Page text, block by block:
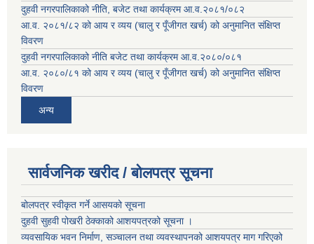
दुहवी नगरपालिकाको नीति, बजेट तथा कार्यक्रम आ.व.२०८१/०८२
आ.व. २०८१/८२ को आय र व्यय (चालु र पूँजीगत खर्च) को अनुमानित संक्षिप्त
विवरण
दुहवी नगरपालिकाको नीति बजेट तथा कार्यक्रम आ.व.२०८०/०८१
आ.व. २०८०/८१ को आय र व्यय (चालु र पूँजीगत खर्च) को अनुमानित संक्षिप्त
विवरण
अन्य
सार्वजनिक खरीद / बोलपत्र सूचना
बोलपत्र स्वीकृत गर्ने आसयको सूचना
दुहवी सुहवी पोखरी ठेक्काको आशयपत्रको सूचना ।
व्यवसायिक भवन निर्माण, सञ्चालन तथा व्यवस्थापनको आशयपत्र माग गरिएको